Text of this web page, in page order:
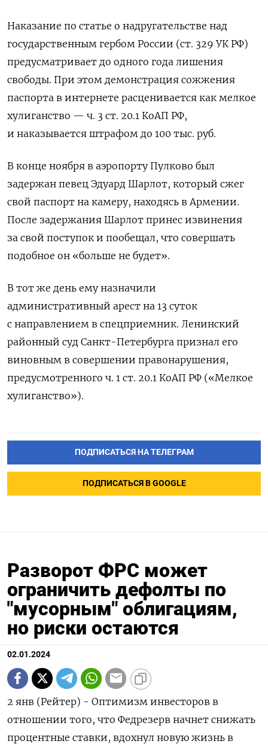
Наказание по статье о надругательстве над
государственным гербом России (ст. 329 УК РФ)
предусматривает до одного года лишения
свободы. При этом демонстрация сожжения
паспорта в интернете расценивается как мелкое
хулиганство — ч. 3 ст. 20.1 КоАП РФ,
и наказывается штрафом до 100 тыс. руб.
В конце ноября в аэропорту Пулково был
задержан певец Эдуард Шарлот, который сжег
свой паспорт на камеру, находясь в Армении.
После задержания Шарлот принес извинения
за свой поступок и пообещал, что совершать
подобное он «больше не будет».
В тот же день ему назначили
административный арест на 13 суток
с направлением в спецприемник. Ленинский
районный суд Санкт-Петербурга признал его
виновным в совершении правонарушения,
предусмотренного ч. 1 ст. 20.1 КоАП РФ («Мелкое
хулиганство»).
ПОДПИСАТЬСЯ НА ТЕЛЕГРАМ
ПОДПИСАТЬСЯ В GOOGLE
Разворот ФРС может
ограничить дефолты по
"мусорным" облигациям,
но риски остаются
02.01.2024
2 янв (Рейтер) - Оптимизм инвесторов в
отношении того, что Федрезерв начнет снижать
процентные ставки, вдохнул новую жизнь в